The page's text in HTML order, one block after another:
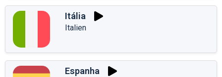
Itália
Italien
Espanha